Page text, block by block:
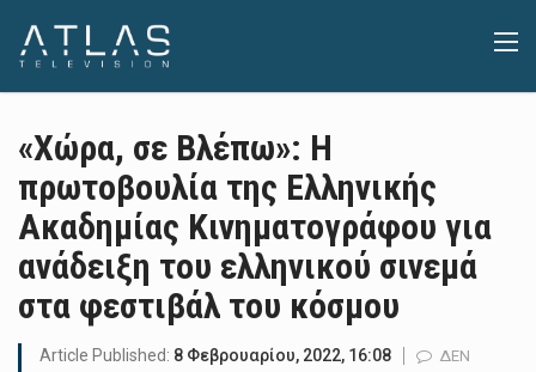
«Χώρα, σε Βλέπω»: Η
πρωτοβουλία της Ελληνικής
Ακαδημίας Κινηματογράφου για
ανάδειξη του ελληνικού σινεμά
στα φεστιβάλ του κόσμου
Article Published: 8 Φεβρουαρίου, 2022, 16:08
ΔΕΝ